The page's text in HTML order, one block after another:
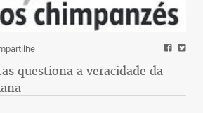
questiona a veracidade da